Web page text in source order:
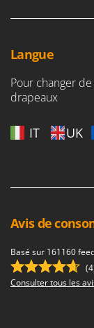
Langue
Pour changer
drapeaux
IT UK
Avis de
Basé sur 161160
Consulter tous les